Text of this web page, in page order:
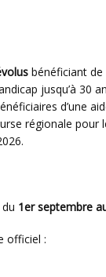
bénéficiant de
jusqu’à 30
d’une
régionale
1er septembre
officiel :